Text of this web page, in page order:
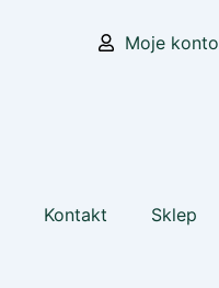
Moje konto
Kontakt Sklep